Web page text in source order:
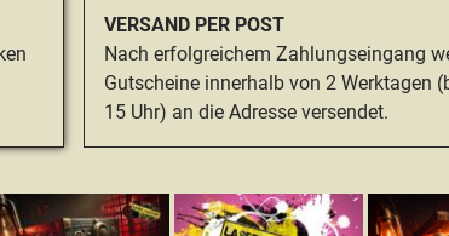
VERSAND PER POST
Nach erfolgreichem Zahlungseingang
Gutscheine innerhalb von 2 Werktagen
15 Uhr) an die Adresse versendet.